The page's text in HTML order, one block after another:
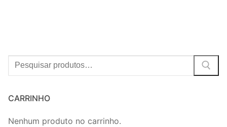
Procurar:
CARRINHO
Nenhum produto no carrinho.